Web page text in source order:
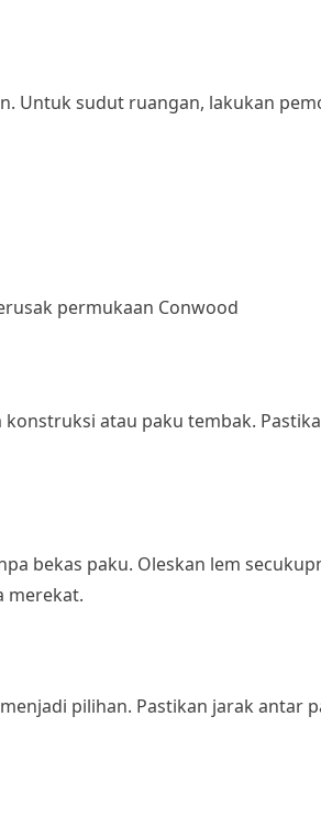
Untuk sudut ruangan, lakukan
permukaan Conwood
atau paku tembak.
bekas paku. Oleskan lem
merekat.
pilihan. Pastikan jarak antar